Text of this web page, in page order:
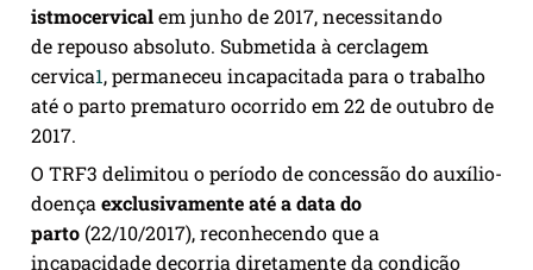
istmocervicalem junho de 2017, necessitando
de repouso absoluto. Submetida à cerclagem
cervica1, permaneceu incapacitada para o trabalho
até o parto prematuro ocorrido em 22 de outubro de
2017.
O TRF3 delimitou o período de concessão do auxílio-
doença exclusivamente até a data do
parto(22/10/2017), reconhecendo que a
incapacidade decorria diretamente da condição